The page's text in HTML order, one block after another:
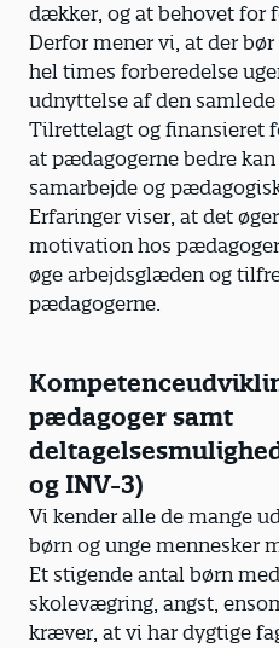
dækker, og at behovet for
Derfor mener vi, at der
hel times forberedelse
udnyttelse af den
Tilrettelagt og finansieret
at pædagogerne bedre
samarbejde og
Erfaringer viser, at det
motivation hos
øge arbejdsglæden og
pædagogerne.
pædagoger samt
og INV-3)
Vi kender alle de mange
børn og unge mennesker
Et stigende antal børn
skolevægring, angst,
kræver, at vi har dygtige